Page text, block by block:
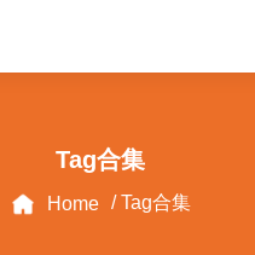
Tag合集
Home / Tag合集